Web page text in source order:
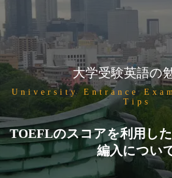
大学受験英語の
University Entrance
Tips
TOEFLのスコアを利用し
編入につい